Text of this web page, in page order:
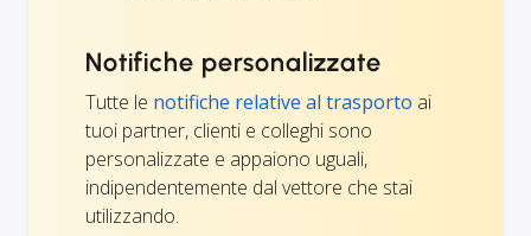
Notifiche personalizzate
Tutte le notifiche relative al trasporto ai
tuoi partner, clienti e colleghi sono
personalizzate e appaiono uguali,
indipendentemente dal vettore che stai
utilizzando.